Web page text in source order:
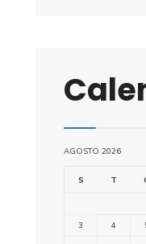
AGOSTO 2026
S T
3
4